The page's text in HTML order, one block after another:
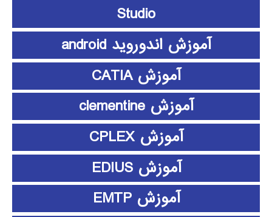
Studio
آموزش اندوروید android
آموزش CATIA
آموزش clementine
آموزش CPLEX
آموزش EDIUS
آموزش EMTP